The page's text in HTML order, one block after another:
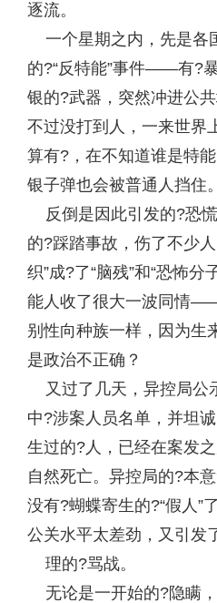
逐流。
一个星期之内，先是各
的?“反特能”事件——有?
银的?武器，突然冲进公
不过没打到人，一来世界
算有?，在不知道谁是特
银子弹也会被普通人挡住。
反倒是因此引发的?恐
的?踩踏事故，伤了不少
织”成?了“脑残”和“恐怖分
能人收了很大一波同情
别性向种族一样，因为生
是政治不正确？
又过了几天，异控局公
中?涉案人员名单，并坦
生过的?人，已经在案发
自然死亡。异控局的?本
没有?蝴蝶寄生的?“假人”
公关水平太差劲，又引发
理的?骂战。
无论是一开始的?隐瞒